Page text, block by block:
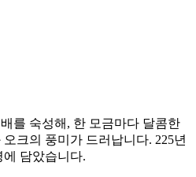
를 숙성해, 한 모금마다 달콤한
크의 풍미가 드러납니다. 225년
담았습니다.